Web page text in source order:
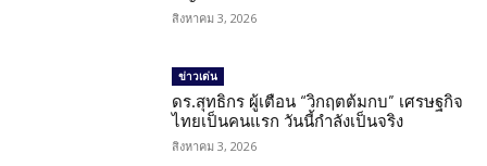
สิงหาคม 3, 2026
ข่าวเด่น
ดร.สุทธิกร ผู้เตือน “วิกฤตต้มกบ” เศรษฐกิจ
ไทยเป็นคนแรก วันนี้กำลังเป็นจริง
สิงหาคม 3, 2026